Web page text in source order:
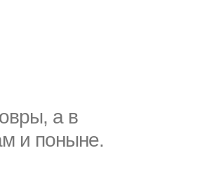
а в
и поныне.